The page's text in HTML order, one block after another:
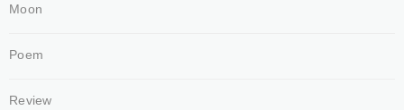
Moon
Poem
Review